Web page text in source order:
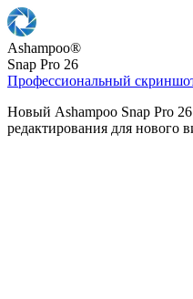
Ashampoo®
Snap Pro 26
Профессиональный
Новый Ashampoo Snap Pro
редактирования для нового